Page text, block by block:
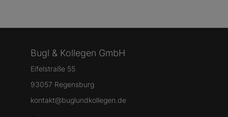
Bugl & Kollegen GmbH
Eifelstraße 55
93057 Regensburg
kontakt@buglundkollegen.de